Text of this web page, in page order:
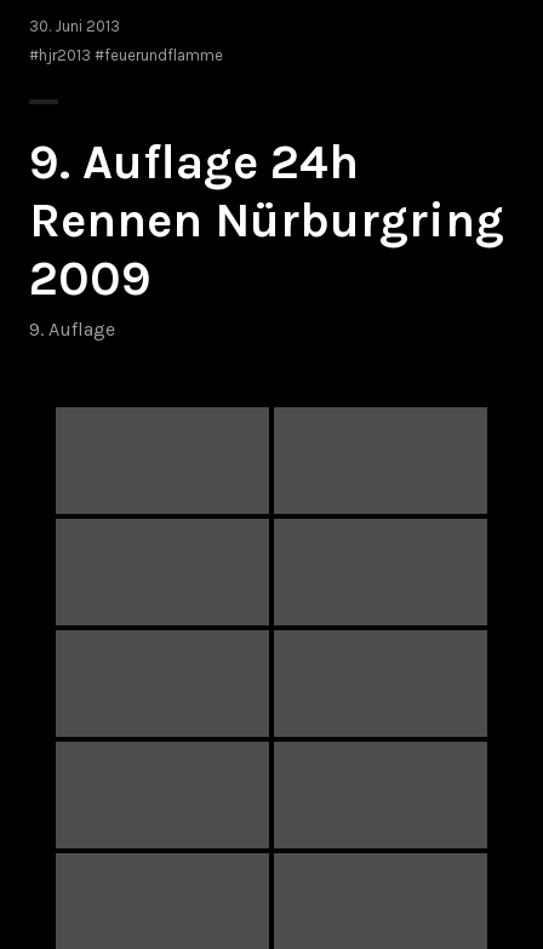
30. Juni 2013
#hjr2013 #feuerundflamme
9. Auflage 24h
Rennen Nürburgring
2009
9. Auflage